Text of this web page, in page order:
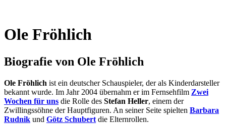
Ole Fröhlich
Biografie von Ole Fröhlich
Ole Fröhlich ist ein deutscher Schauspieler, der als Kinderdarsteller
bekannt wurde. Im Jahr 2004 übernahm er im Fernsehfilm Zwei
Wochen für uns die Rolle des Stefan Heller, einem der
Zwillingssöhne der Hauptfiguren. An seiner Seite spielten Barbara
Rudnik und Götz Schubert die Elternrollen.